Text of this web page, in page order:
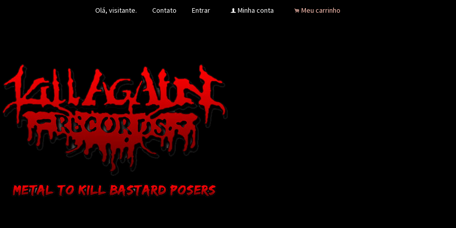
Olá, visitante. Contato Entrar f Minha conta . Meu carrinho